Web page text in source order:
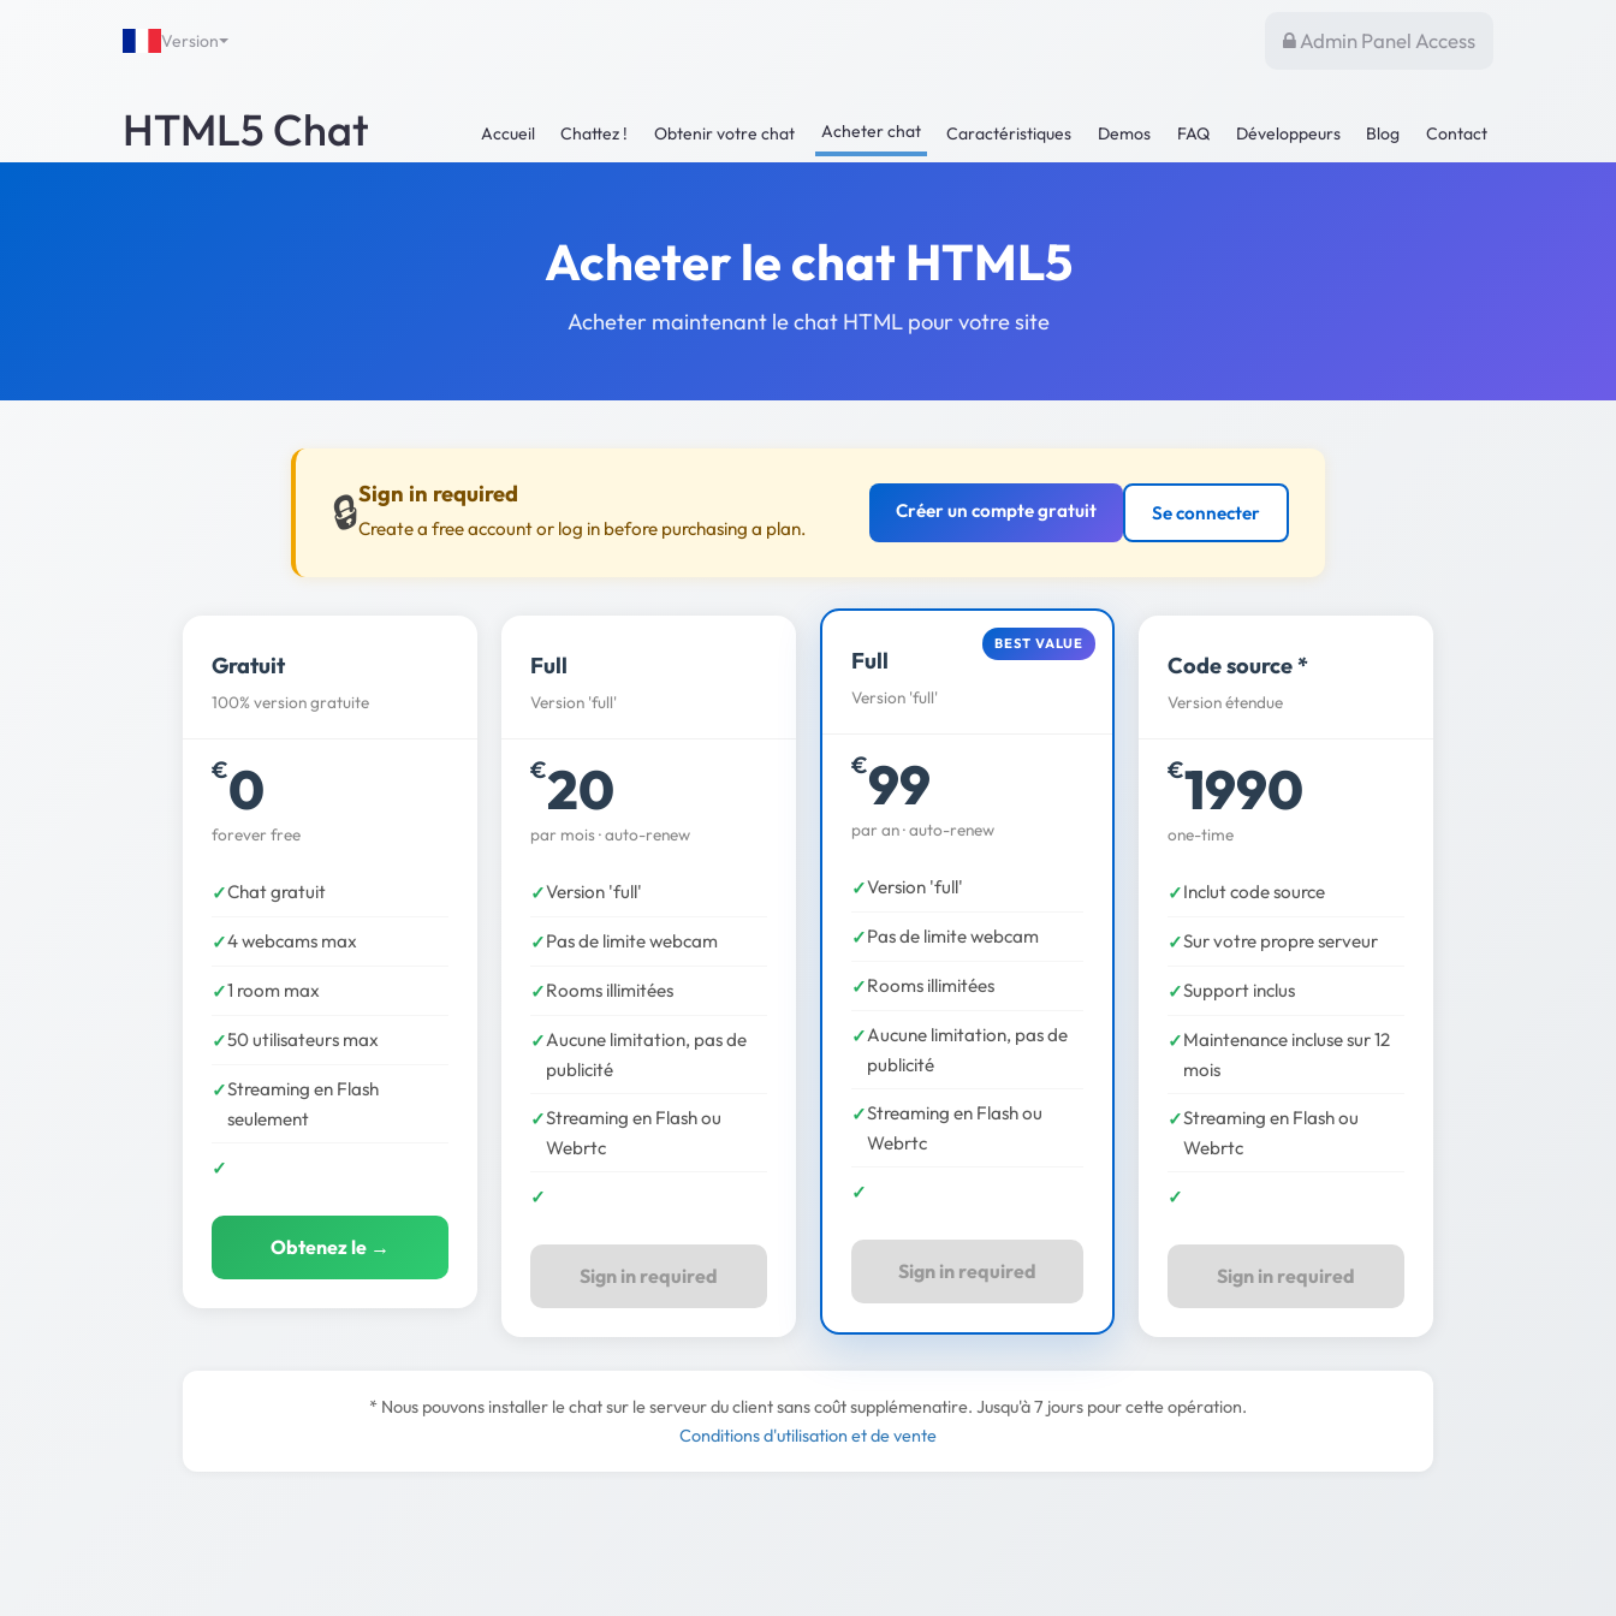
Version Admin Panel Access
HTML5 Chat Accueil Chattez ! Obtenir votre chat Acheter chat Caractéristiques Demos FAQ Développeurs Blog Contact
Acheter le chat HTML5
Acheter maintenant le chat HTML pour votre site
🔒Sign in required
Create a free account or log in before purchasing a plan.
Créer un compte gratuit Se connecter
Gratuit
100% version gratuite
€0
forever free
Chat gratuit
4 webcams max
1 room max
50 utilisateurs max
Streaming en Flash
seulement
Obtenez le →
Full
Version 'full'
€20
par mois · auto-renew
Version 'full'
Pas de limite webcam
Rooms illimitées
Aucune limitation, pas de
publicité
Streaming en Flash ou
Webrtc
Sign in required
BEST VALUE
Full
Version 'full'
€99
par an · auto-renew
Version 'full'
Pas de limite webcam
Rooms illimitées
Aucune limitation, pas de
publicité
Streaming en Flash ou
Webrtc
Sign in required
Code source *
Version étendue
€1990
one-time
Inclut code source
Sur votre propre serveur
Support inclus
Maintenance incluse sur 12
mois
Streaming en Flash ou
Webrtc
Sign in required
* Nous pouvons installer le chat sur le serveur du client sans coût supplémenatire. Jusqu'à 7 jours pour cette opération.
Conditions d'utilisation et de vente